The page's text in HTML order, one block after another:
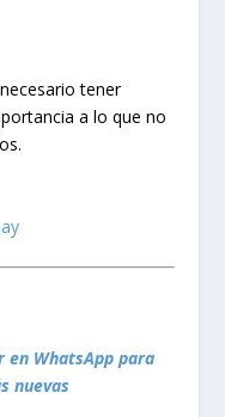
tener
a lo que no
en WhatsApp para
nuevas